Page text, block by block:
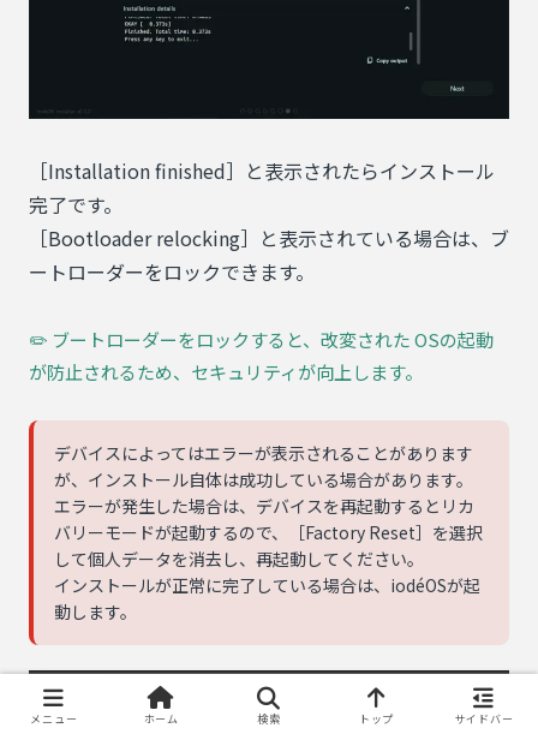
［Installation finished］と表示されたらインストール
完了です。
［Bootloader relocking］と表示されている場合は、ブ
ートローダーをロックできます。
✏️ ブートローダーをロックすると、改変された OSの起動
が防止されるため、セキュリティが向上します。
デバイスによってはエラーが表示されることがあります
が、インストール自体は成功している場合があります。
エラーが発生した場合は、デバイスを再起動するとリカ
バリーモードが起動するので、［Factory Reset］を選択
して個人データを消去し、再起動してください。
インストールが正常に完了している場合は、iodéOSが起
動します。
メニュー ホーム 検索 トップ サイドバー